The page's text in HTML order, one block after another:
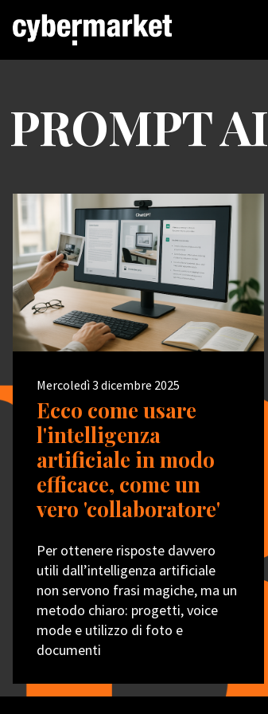
PROMPT AI
Mercoledì 3 dicembre 2025
Ecco come usare
l'intelligenza
artificiale in modo
efficace, come un
vero 'collaboratore'
Per ottenere risposte davvero
utili dall’intelligenza artificiale
non servono frasi magiche, ma un
metodo chiaro: progetti, voice
mode e utilizzo di foto e
documenti